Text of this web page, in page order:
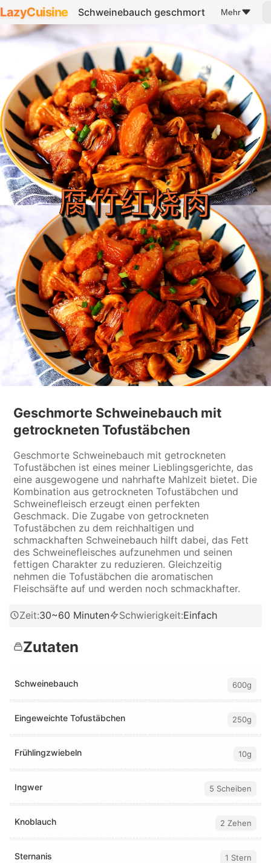
LazyCuisine Schweinebauch geschmort Mehr
Geschmorte Schweinebauch mit
getrockneten Tofustäbchen
Geschmorte Schweinebauch mit getrockneten
Tofustäbchen ist eines meiner Lieblingsgerichte, das
eine ausgewogene und nahrhafte Mahlzeit bietet. Die
Kombination aus getrockneten Tofustäbchen und
Schweinefleisch erzeugt einen perfekten
Geschmack. Die Zugabe von getrockneten
Tofustäbchen zu dem reichhaltigen und
schmackhaften Schweinebauch hilft dabei, das Fett
des Schweinefleisches aufzunehmen und seinen
fettigen Charakter zu reduzieren. Gleichzeitig
nehmen die Tofustäbchen die aromatischen
Fleischsäfte auf und werden noch schmackhafter.
Zeit:30~60 Minuten Schwierigkeit:Einfach
Zutaten
Schweinebauch 600g
Eingeweichte Tofustäbchen 250g
Frühlingzwiebeln 10g
Ingwer 5 Scheiben
Knoblauch 2 Zehen
Sternanis 1 Stern